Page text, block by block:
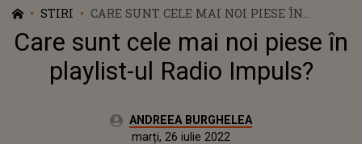
STIRI
CARE SUNT CELE MAI NOI PIESE ÎN
PLAYLIST-UL RADIO IMPULS?
Care sunt cele mai noi piese în
playlist-ul Radio Impuls?
Autor:ANDREEA BURGHELEA
Actualizat:
marți, 26 iulie 2022